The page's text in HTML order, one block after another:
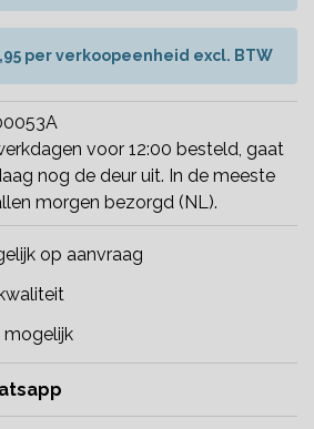
per verkoopeenheid excl. BTW
voor 12:00 besteld, gaat
nog de deur uit. In de meeste
morgen bezorgd (NL).
op aanvraag
mogelijk